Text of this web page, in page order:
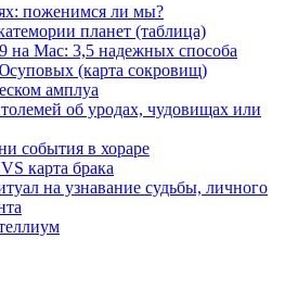
поженимся ли мы?
планет (таблица)
на Mac: 3,5 надежных способа
(карта сокровищ)
амплуа
об уродах, чудовищах или
события в хораре
карта брака
на узнавание судьбы, личного